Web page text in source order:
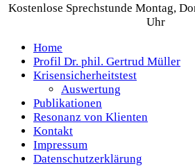
Kostenlose Sprechstunde Montag,
Uhr
Home
Profil Dr. phil. Gertrud Müller
Krisensicherheitstest
Auswertung
Publikationen
Resonanz von Klienten
Kontakt
Impressum
Datenschutzerklärung